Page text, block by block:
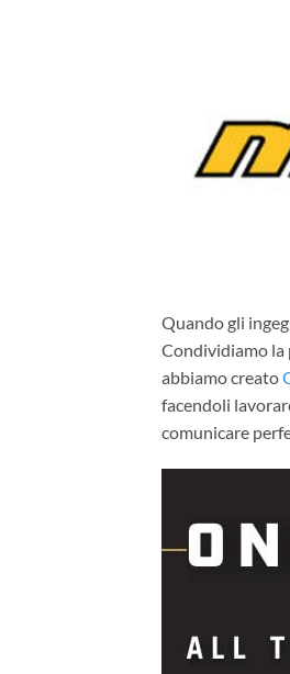
Quando gli
Condividiamo la
abbiamo creato
facendoli
comunicare